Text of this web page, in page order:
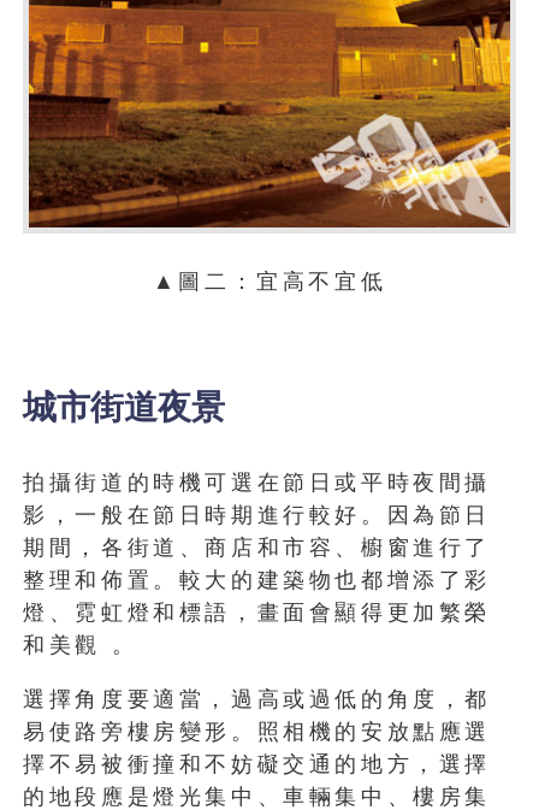
▲圖二：宜高不宜低
城市街道夜景
拍攝街道的時機可選在節日或平時夜間攝
影，一般在節日時期進行較好。因為節日
期間，各街道、商店和市容、櫥窗進行了
整理和佈置。較大的建築物也都增添了彩
燈、霓虹燈和標語，畫面會顯得更加繁榮
和美觀 。
選擇角度要適當，過高或過低的角度，都
易使路旁樓房變形。照相機的安放點應選
擇不易被衝撞和不妨礙交通的地方，選擇
的地段應是燈光集中、車輛集中、樓房集